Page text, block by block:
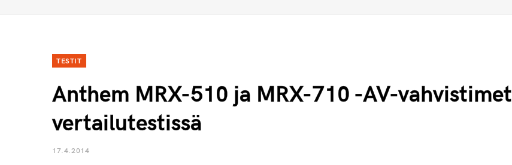
TESTIT
Anthem MRX-510 ja MRX-710 -AV-vahvistimet
vertailutestissä
17.4.2014